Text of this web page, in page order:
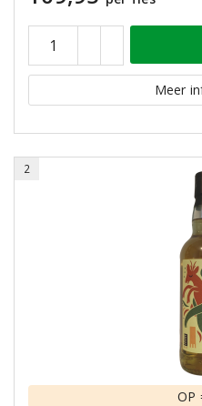
Meer
2
OP